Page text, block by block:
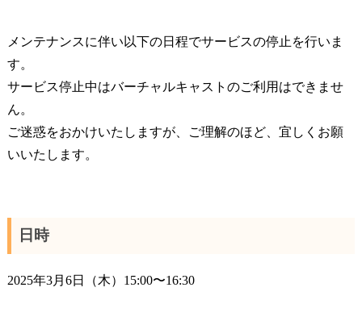
メンテナンスに伴い以下の日程でサービスの停止を行いま
す。
サービス停止中はバーチャルキャストのご利用はできませ
ん。
ご迷惑をおかけいたしますが、ご理解のほど、宜しくお願
いいたします。
日時
2025年3月6日（木）15:00〜16:30